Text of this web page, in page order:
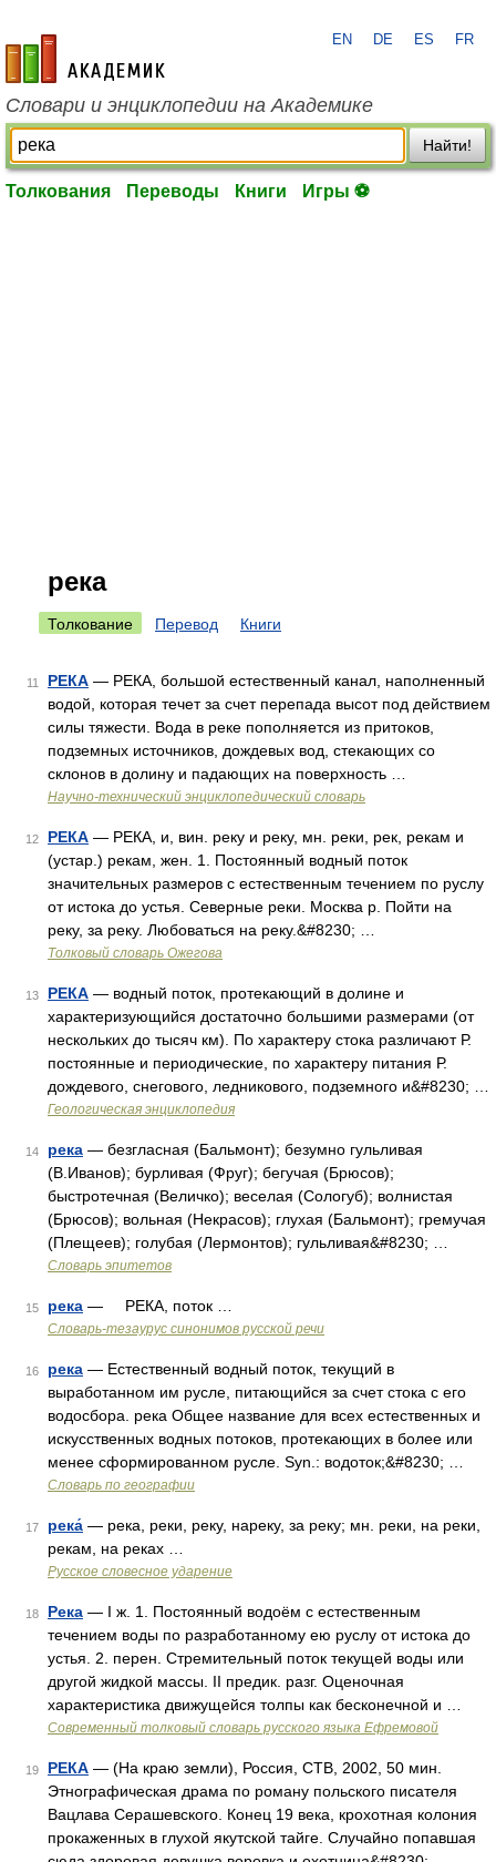
academic.ru
EN DE ES FR
Словари и энциклопедии на Академике
Найти!
Толкования Переводы Книги Игры ⚽
река
Толкование Перевод Книги
11 РЕКА — РЕКА, большой естественный канал, наполненный
водой, которая течет за счет перепада высот под действием
силы тяжести. Вода в реке пополняется из притоков,
подземных источников, дождевых вод, стекающих со
склонов в долину и падающих на поверхность …
Научно-технический энциклопедический словарь
12 РЕКА — РЕКА, и, вин. реку и реку, мн. реки, рек, рекам и
(устар.) рекам, жен. 1. Постоянный водный поток
значительных размеров с естественным течением по руслу
от истока до устья. Северные реки. Москва р. Пойти на
реку, за реку. Любоваться на реку.&#8230; …
Толковый словарь Ожегова
13 РЕКА — водный поток, протекающий в долине и
характеризующийся достаточно большими размерами (от
нескольких до тысяч км). По характеру стока различают Р.
постоянные и периодические, по характеру питания Р.
дождевого, снегового, ледникового, подземного и&#8230; …
Геологическая энциклопедия
14 река — безгласная (Бальмонт); безумно гульливая
(В.Иванов); бурливая (Фруг); бегучая (Брюсов);
быстротечная (Величко); веселая (Сологуб); волнистая
(Брюсов); вольная (Некрасов); глухая (Бальмонт); гремучая
(Плещеев); голубая (Лермонтов); гульливая&#8230; …
Словарь эпитетов
15 река — РЕКА, поток …
Словарь-тезаурус синонимов русской речи
16 река — Естественный водный поток, текущий в
выработанном им русле, питающийся за счет стока с его
водосбора. река Общее название для всех естественных и
искусственных водных потоков, протекающих в более или
менее сформированном русле. Syn.: водоток;&#8230; …
Словарь по географии
17 река́ — река, реки, реку, нареку, за реку; мн. реки, на реки,
рекам, на реках …
Русское словесное ударение
18 Река — I ж. 1. Постоянный водоём с естественным
течением воды по разработанному ею руслу от истока до
устья. 2. перен. Стремительный поток текущей воды или
другой жидкой массы. II предик. разг. Оценочная
характеристика движущейся толпы как бесконечной и …
Современный толковый словарь русского языка Ефремовой
19 РЕКА — (На краю земли), Россия, СТВ, 2002, 50 мин.
Этнографическая драма по роману польского писателя
Вацлава Серашевского. Конец 19 века, крохотная колония
прокаженных в глухой якутской тайге. Случайно попавшая